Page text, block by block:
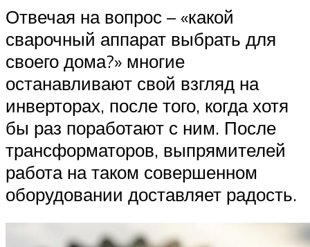
Отвечая на вопрос – «какой
сварочный аппарат выбрать для
своего дома?» многие
останавливают свой взгляд на
инверторах, после того, когда хотя
бы раз поработают с ним. После
трансформаторов, выпрямителей
работа на таком совершенном
оборудовании доставляет радость.